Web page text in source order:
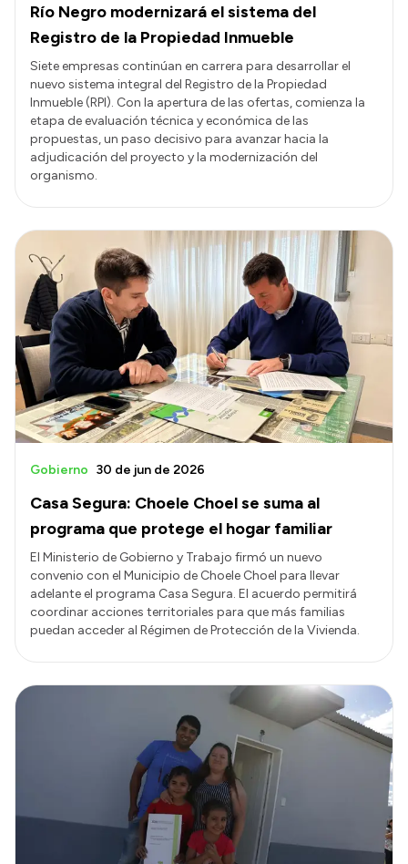
Río Negro modernizará el sistema del
Registro de la Propiedad Inmueble
Siete empresas continúan en carrera para desarrollar el
nuevo sistema integral del Registro de la Propiedad
Inmueble (RPI). Con la apertura de las ofertas, comienza la
etapa de evaluación técnica y económica de las
propuestas, un paso decisivo para avanzar hacia la
adjudicación del proyecto y la modernización del
organismo.
Casa Segura: Choele Choel se suma al
programa que protege el hogar familiar
Gobierno 30 de jun de 2026
El Ministerio de Gobierno y Trabajo firmó un nuevo
convenio con el Municipio de Choele Choel para llevar
adelante el programa Casa Segura. El acuerdo permitirá
coordinar acciones territoriales para que más familias
puedan acceder al Régimen de Protección de la Vivienda.